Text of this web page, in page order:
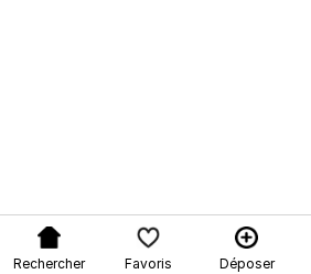
Rechercher Favoris Déposer